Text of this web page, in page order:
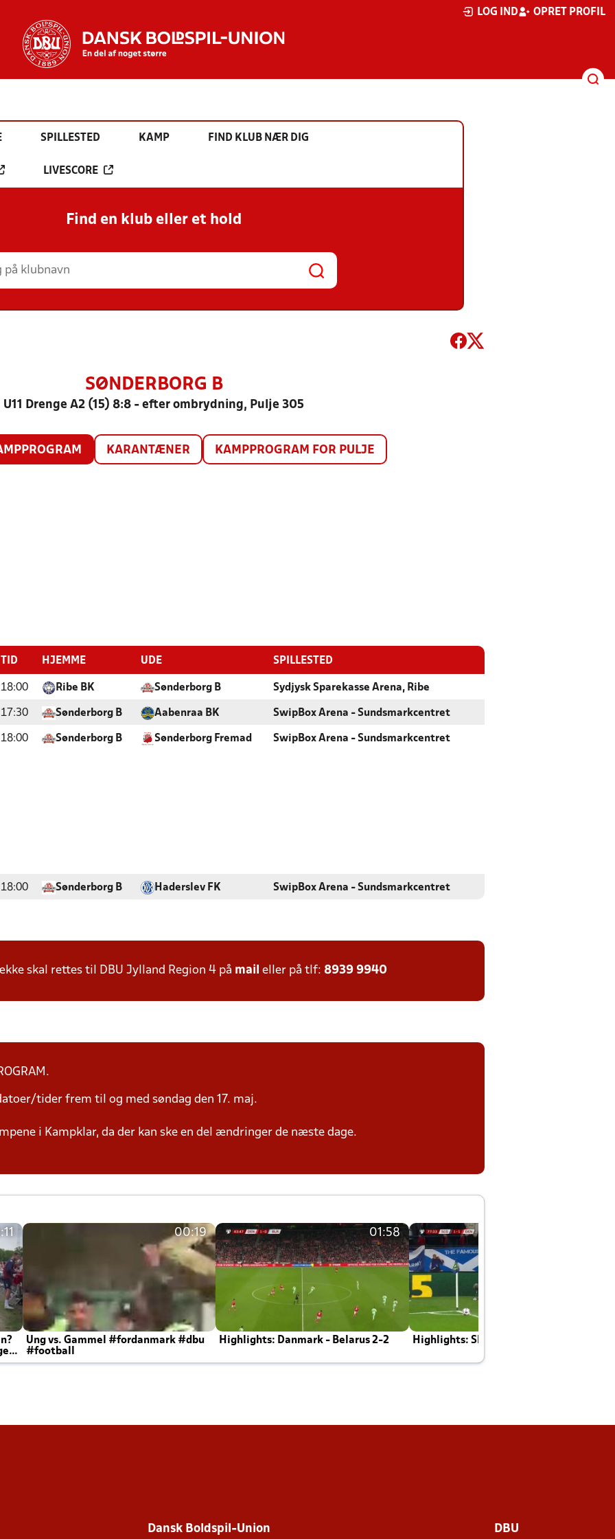
LOG IND OPRET PROFIL
SPILLESTED KAMP FIND KLUB NÆR DIG
LIVESCORE
Find en klub eller et hold
SØNDERBORG B
U11 Drenge A2 (15) 8:8 - efter ombrydning, Pulje 305
KARANTÆNER KAMPPROGRAM FOR PULJE
TID HJEMME UDE SPILLESTED
18:00 Ribe BK Sønderborg B Sydjysk Sparekasse Arena, Ribe
17:30 Sønderborg B Aabenraa BK SwipBox Arena - Sundsmarkcentret
18:00 Sønderborg B Sønderborg Fremad SwipBox Arena - Sundsmarkcentret
18:00 Sønderborg B Haderslev FK SwipBox Arena - Sundsmarkcentret
skal rettes til DBU Jylland Region 4 på mail eller på tlf: 8939 9940
tider frem til og med søndag den 17. maj.
i Kampklar, da der kan ske en del ændringer de næste dage.
00:19
Ung vs. Gammel #fordanmark #dbu
#football
01:58
Highlights: Danmark - Belarus 2-2 Highlights: Skotland - Danmark 4-2
Dansk Boldspil-Union DBU